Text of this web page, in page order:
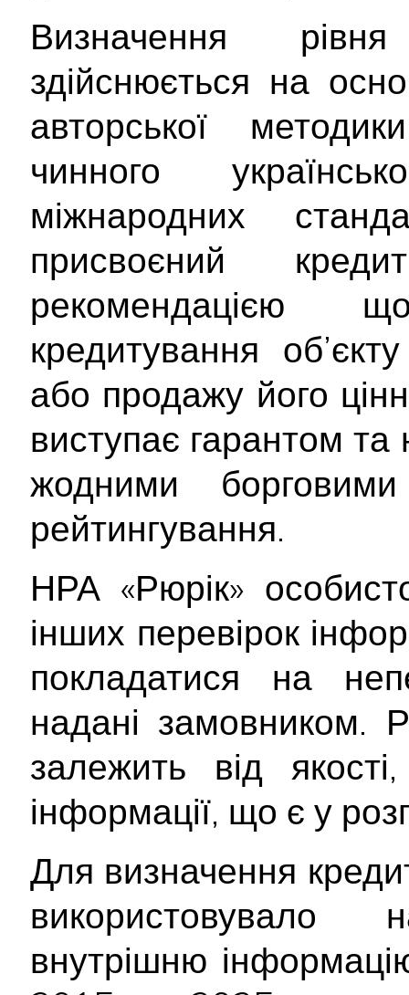
Визначення
здійснюється на
авторської
чинного
міжнародних
присвоєний
рекомендацією
кредитування
або продажу його
виступає гарантом та
жодними борговими
рейтингування.
НРА «Рюрік»
інших перевірок
покладатися на
надані замовником.
залежить від
інформації, що є у
Для визначення
внутрішню